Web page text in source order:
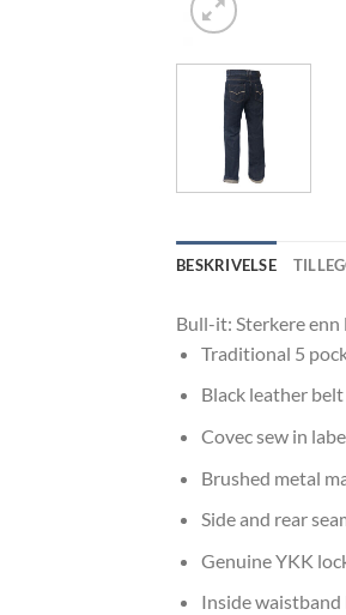
BESKRIVELSE
Bull-it: Sterkere
Traditional 5
Black leather
Covec sew in
Brushed metal
Side and rear
Genuine YKK
Inside